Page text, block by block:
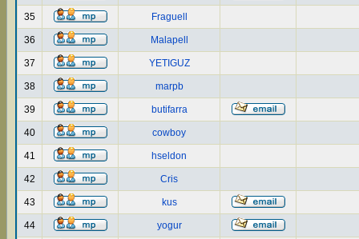
35 Fraguell
36 Malapell
37 YETIGUZ
38 marpb
39 butifarra
40 cowboy
41 hseldon
42 Cris
43 kus
44 yogur